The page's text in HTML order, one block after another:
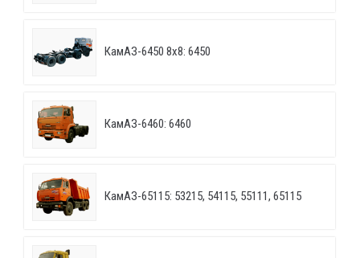
КамАЗ-6450 8х8: 6450
КамАЗ-6460: 6460
КамАЗ-65115: 53215, 54115, 55111, 65115